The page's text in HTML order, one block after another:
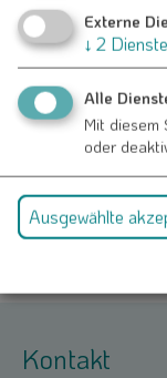
Wimbauernhof
Kontakt
Externe
↓ 2 Dienste
Alle
Mit diesem
oder
Ausgewählte